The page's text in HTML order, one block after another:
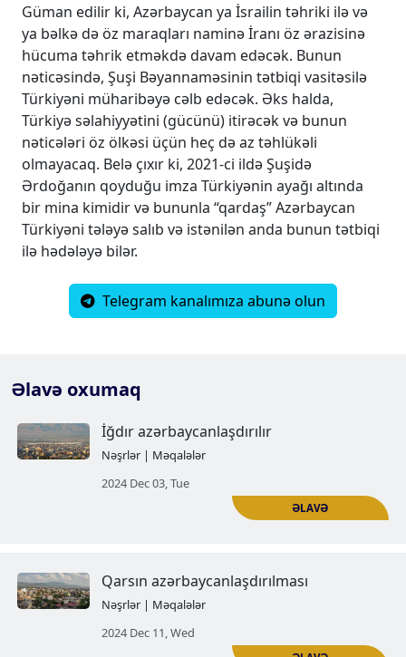
Əlavə oxumaq
Güman edilir ki, Azərbaycan ya İsrailin təhriki ilə və
ya bəlkə də öz maraqları naminə İranı öz ərazisinə
hücuma təhrik etməkdə davam edəcək. Bunun
nəticəsində, Şuşi Bəyannaməsinin tətbiqi vasitəsilə
Türkiyəni müharibəyə cəlb edəcək. Əks halda,
Türkiyə səlahiyyətini (gücünü) itirəcək və bunun
nəticələri öz ölkəsi üçün heç də az təhlükəli
olmayacaq. Belə çıxır ki, 2021-ci ildə Şuşidə
Ərdoğanın qoyduğu imza Türkiyənin ayağı altında
bir mina kimidir və bununla “qardaş” Azərbaycan
Türkiyəni tələyə salıb və istənilən anda bunun tətbiqi
ilə hədələyə bilər.
Telegram kanalımıza abunə olun